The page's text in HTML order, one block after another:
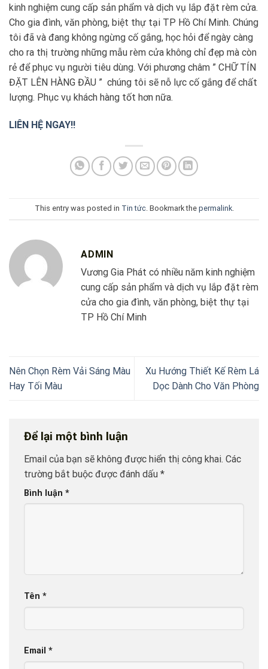
kinh nghiệm cung cấp sản phẩm và dịch vụ lắp đặt rèm cửa.
Cho gia đình, văn phòng, biệt thự tại TP Hồ Chí Minh. Chúng
tôi đã và đang không ngừng cố gắng, học hỏi để ngày càng
cho ra thị trường những mẫu rèm cửa không chỉ đẹp mà còn
rẻ để phục vụ người tiêu dùng. Với phương châm ” CHỮ TÍN
ĐẶT LÊN HÀNG ĐẦU ” chúng tôi sẽ nỗ lực cố gắng để chất
lượng. Phục vụ khách hàng tốt hơn nữa.
LIÊN HỆ NGAY!!
This entry was posted in Tin tức. Bookmark the permalink.
ADMIN
Vương Gia Phát có nhiều năm kinh nghiệm
cung cấp sản phẩm và dịch vụ lắp đặt rèm
cửa cho gia đình, văn phòng, biệt thự tại
TP Hồ Chí Minh
Nên Chọn Rèm Vải Sáng Màu
Hay Tối Màu
Xu Hướng Thiết Kế Rèm Lá
Dọc Dành Cho Văn Phòng
Để lại một bình luận
Email của bạn sẽ không được hiển thị công khai. Các
trường bắt buộc được đánh dấu *
Bình luận *
Tên *
Email *